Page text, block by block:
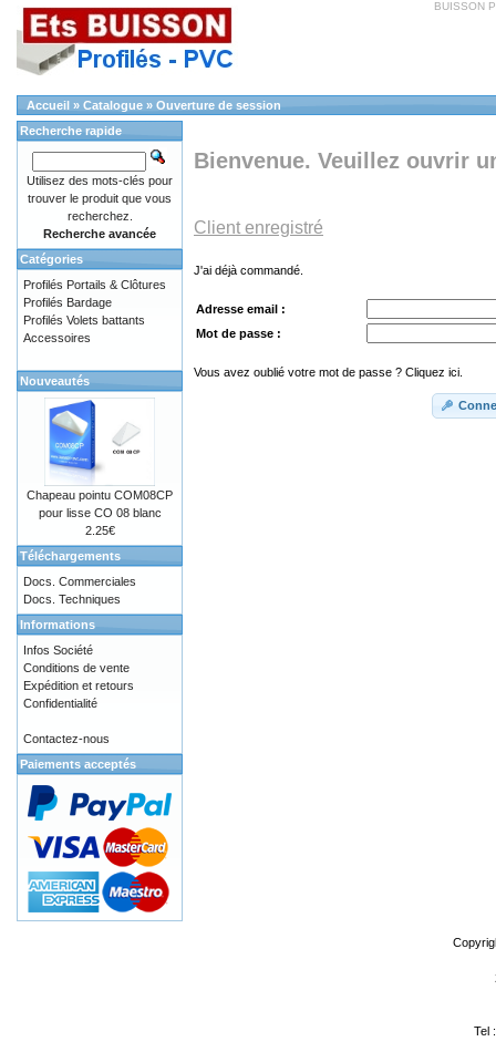
BUISSON
Accueil » Catalogue » Ouverture de session
Bienvenue. Veuillez ouvrir
Client enregistré
J'ai déjà commandé.
Adresse email :
Mot de passe :
Vous avez oublié votre mot de passe ? Cliquez ici.
Recherche rapide
Utilisez des mots-clés pour
trouver le produit que vous
recherchez.
Recherche avancée
Catégories
Profilés Portails & Clôtures
Profilés Bardage
Profilés Volets battants
Accessoires
Nouveautés
Chapeau pointu COM08CP
pour lisse CO 08 blanc
2.25€
Téléchargements
Docs. Commerciales
Docs. Techniques
Informations
Infos Société
Conditions de vente
Expédition et retours
Confidentialité
Contactez-nous
Paiements acceptés
Tel